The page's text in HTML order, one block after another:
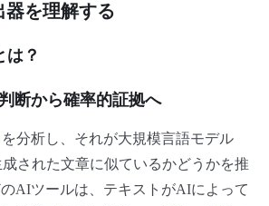
を理解する
は？
断から確率的証拠へ
分析し、それが大規模言語モデル
成された文章に似ているかどうかを推
AIツールは、テキストがAIによって